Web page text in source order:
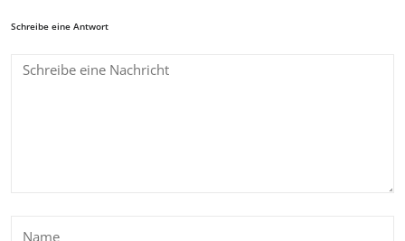
Schreibe eine Antwort